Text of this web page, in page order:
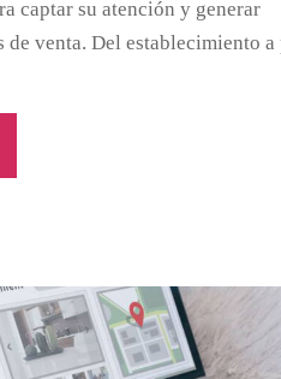
captar su atención y generar
de venta. Del establecimiento a